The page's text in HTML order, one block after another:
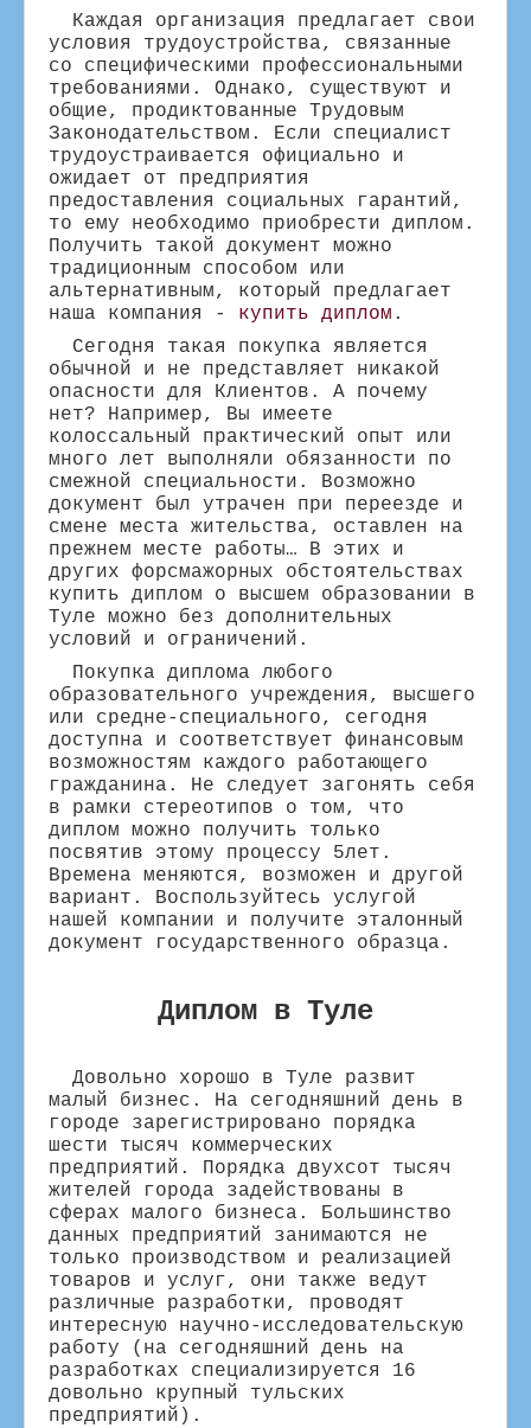
Каждая организация предлагает свои
условия трудоустройства, связанные
со специфическими профессиональными
требованиями. Однако, существуют и
общие, продиктованные Трудовым
Законодательством. Если специалист
трудоустраивается официально и
ожидает от предприятия
предоставления социальных гарантий,
то ему необходимо приобрести диплом.
Получить такой документ можно
традиционным способом или
альтернативным, который предлагает
наша компания - купить диплом .
Сегодня такая покупка является
обычной и не представляет никакой
опасности для Клиентов. А почему
нет? Например, Вы имеете
колоссальный практический опыт или
много лет выполняли обязанности по
смежной специальности. Возможно
документ был утрачен при переезде и
смене места жительства, оставлен на
прежнем месте работы… В этих и
других форсмажорных обстоятельствах
купить диплом о высшем образовании в
Туле можно без дополнительных
условий и ограничений.
Покупка диплома любого
образовательного учреждения, высшего
или средне-специального, сегодня
доступна и соответствует финансовым
возможностям каждого работающего
гражданина. Не следует загонять себя
в рамки стереотипов о том, что
диплом можно получить только
посвятив этому процессу 5лет.
Времена меняются, возможен и другой
вариант. Воспользуйтесь услугой
нашей компании и получите эталонный
документ государственного образца.
Диплом в Туле
Довольно хорошо в Туле развит
малый бизнес. На сегодняшний день в
городе зарегистрировано порядка
шести тысяч коммерческих
предприятий. Порядка двухсот тысяч
жителей города задействованы в
сферах малого бизнеса. Большинство
данных предприятий занимаются не
только производством и реализацией
товаров и услуг, они также ведут
различные разработки, проводят
интересную научно-исследовательскую
работу (на сегодняшний день на
разработках специализируется 16
довольно крупный тульских
предприятий).